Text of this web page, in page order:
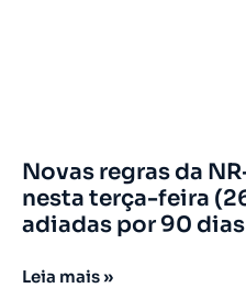
Novas regras da
nesta terça-feira
adiadas por 90 dias
Leia mais »